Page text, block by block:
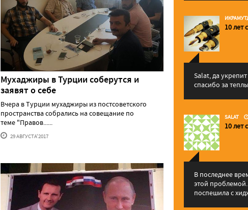
Мухаджиры в Турции соберутся и
заявят о себе
Вчера в Турции мухаджиры из постсоветского
пространства собрались на совещание по
теме "Правов......
29 АВГУСТА'2017
10 лет
Salat, да
спасибо за
SALAT
10 лет
В последнее
этой
поспешила с